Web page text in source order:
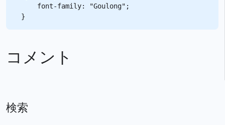
    font-family: "Goulong";
コメント
検索